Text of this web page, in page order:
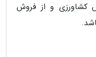
کشاورزی و از فروش